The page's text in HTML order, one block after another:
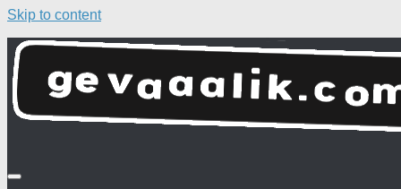
Skip to content